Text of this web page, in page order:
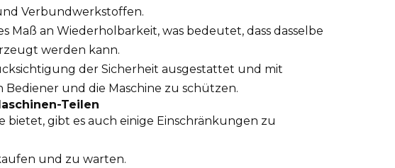
Verbundwerkstoffen.
Maß an Wiederholbarkeit, was bedeutet, dass dasselbe
werden kann.
der Sicherheit ausgestattet und mit
und die Maschine zu schützen.
Teilen
bietet, gibt es auch einige Einschränkungen zu
und zu warten.